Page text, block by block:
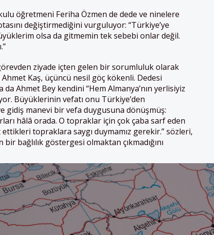
öğretmeni Feriha Özmen de dede ve ninelere
değiştirmediğini vurguluyor: “Türkiye’ye
olsa da gitmemin tek sebebi onlar değil.
ziyade içten gelen bir sorumluluk olarak
Kaş, üçüncü nesil göç kökenli. Dedesi
da Ahmet Bey kendini “Hem Almanya’nın yerlisiyiz
Büyüklerinin vefatı onu Türkiye’den
gidiş manevi bir vefa duygusuna dönüşmüş:
hâlâ orada. O topraklar için çok çaba sarf eden
topraklara saygı duymamız gerekir.” sözleri,
bağlılık göstergesi olmaktan çıkmadığını